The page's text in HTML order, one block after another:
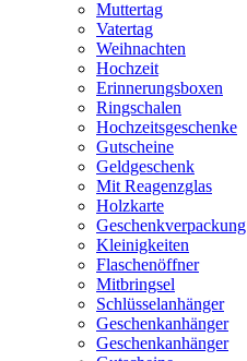
Muttertag
Vatertag
Weihnachten
Hochzeit
Erinnerungsboxen
Ringschalen
Hochzeitsgeschenke
Gutscheine
Geldgeschenk
Mit Reagenzglas
Holzkarte
Geschenkverpackung
Kleinigkeiten
Flaschenöffner
Mitbringsel
Schlüsselanhänger
Geschenkanhänger
Geschenkanhänger